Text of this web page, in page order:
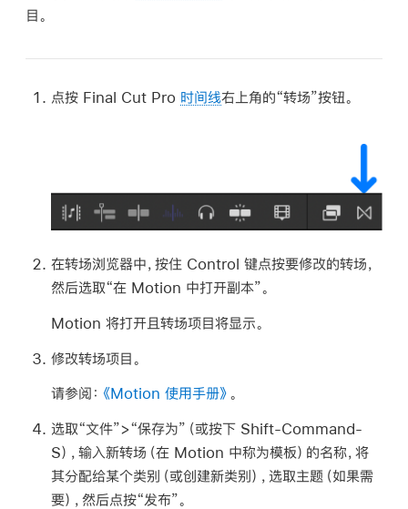
目。
点按 Final Cut Pro 时间线右上角的“转场”按钮。
在转场浏览器中，按住 Control 键点按要修改的转场，
然后选取“在 Motion 中打开副本”。
Motion 将打开且转场项目将显示。
修改转场项目。
请参阅： 《Motion 使用手册》 。
选取“文件”>“保存为”（或按下 Shift-Command-
S），输入新转场（在 Motion 中称为模板）的名称，将
其分配给某个类别（或创建新类别），选取主题（如果需
要），然后点按“发布”。